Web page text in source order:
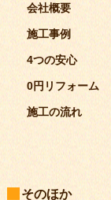
会社概要
施工事例
4つの安心
0円リフォーム
施工の流れ
そのほか